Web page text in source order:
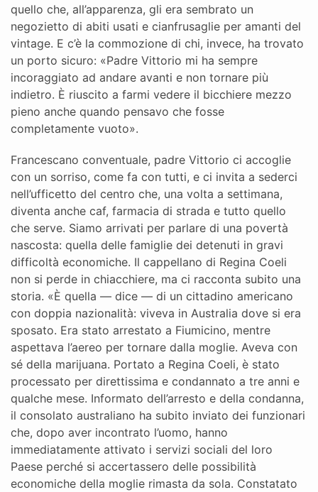
quello che, all’apparenza, gli era sembrato un
negozietto di abiti usati e cianfrusaglie per amanti del
vintage. E c’è la commozione di chi, invece, ha trovato
un porto sicuro: «Padre Vittorio mi ha sempre
incoraggiato ad andare avanti e non tornare più
indietro. È riuscito a farmi vedere il bicchiere mezzo
pieno anche quando pensavo che fosse
completamente vuoto».
Francescano conventuale, padre Vittorio ci accoglie
con un sorriso, come fa con tutti, e ci invita a sederci
nell’ufficetto del centro che, una volta a settimana,
diventa anche caf, farmacia di strada e tutto quello
che serve. Siamo arrivati per parlare di una povertà
nascosta: quella delle famiglie dei detenuti in gravi
difficoltà economiche. Il cappellano di Regina Coeli
non si perde in chiacchiere, ma ci racconta subito una
storia. «È quella — dice — di un cittadino americano
con doppia nazionalità: viveva in Australia dove si era
sposato. Era stato arrestato a Fiumicino, mentre
aspettava l’aereo per tornare dalla moglie. Aveva con
sé della marijuana. Portato a Regina Coeli, è stato
processato per direttissima e condannato a tre anni e
qualche mese. Informato dell’arresto e della condanna,
il consolato australiano ha subito inviato dei funzionari
che, dopo aver incontrato l’uomo, hanno
immediatamente attivato i servizi sociali del loro
Paese perché si accertassero delle possibilità
economiche della moglie rimasta da sola. Constatato